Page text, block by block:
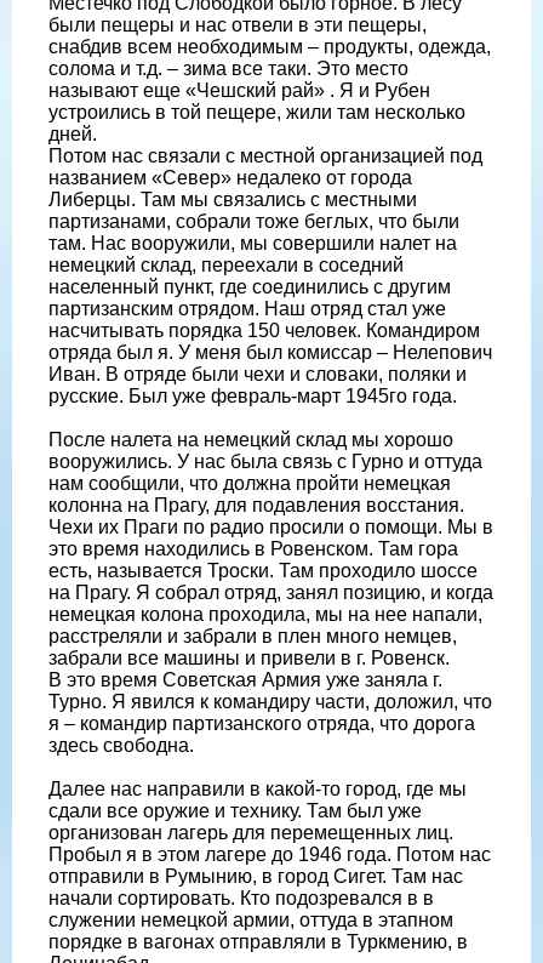
были пещеры и нас отвели в эти пещеры,
снабдив всем необходимым – продукты, одежда,
солома и т.д. – зима все таки. Это место
называют еще «Чешский рай» . Я и Рубен
устроились в той пещере, жили там несколько
дней.
Потом нас связали с местной организацией под
названием «Север» недалеко от города
Либерцы. Там мы связались с местными
партизанами, собрали тоже беглых, что были
там. Нас вооружили, мы совершили налет на
немецкий склад, переехали в соседний
населенный пункт, где соединились с другим
партизанским отрядом. Наш отряд стал уже
насчитывать порядка 150 человек. Командиром
отряда был я. У меня был комиссар – Нелепович
Иван. В отряде были чехи и словаки, поляки и
русские. Был уже февраль-март 1945го года.
После налета на немецкий склад мы хорошо
вооружились. У нас была связь с Гурно и оттуда
нам сообщили, что должна пройти немецкая
колонна на Прагу, для подавления восстания.
Чехи их Праги по радио просили о помощи. Мы в
это время находились в Ровенском. Там гора
есть, называется Троски. Там проходило шоссе
на Прагу. Я собрал отряд, занял позицию, и когда
немецкая колона проходила, мы на нее напали,
расстреляли и забрали в плен много немцев,
забрали все машины и привели в г. Ровенск.
В это время Советская Армия уже заняла г.
Турно. Я явился к командиру части, доложил, что
я – командир партизанского отряда, что дорога
здесь свободна.
Далее нас направили в какой-то город, где мы
сдали все оружие и технику. Там был уже
организован лагерь для перемещенных лиц.
Пробыл я в этом лагере до 1946 года. Потом нас
отправили в Румынию, в город Сигет. Там нас
начали сортировать. Кто подозревался в в
служении немецкой армии, оттуда в этапном
порядке в вагонах отправляли в Туркмению, в